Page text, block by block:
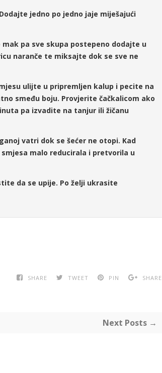
jedno po jedno jaje miješajući
pa sve skupa postepeno dodajte u
naranče te miksajte dok se sve ne
ulijte u pripremljen kalup i pecite na
smeđu boju. Provjerite čačkalicom ako
pa izvadite na tanjur ili žičanu
vatri dok se šećer ne otopi. Kad
malo reducirala i pretvorila u
da se upije. Po želji ukrasite
SHARE TWEET PIN SHARE
Next Posts →